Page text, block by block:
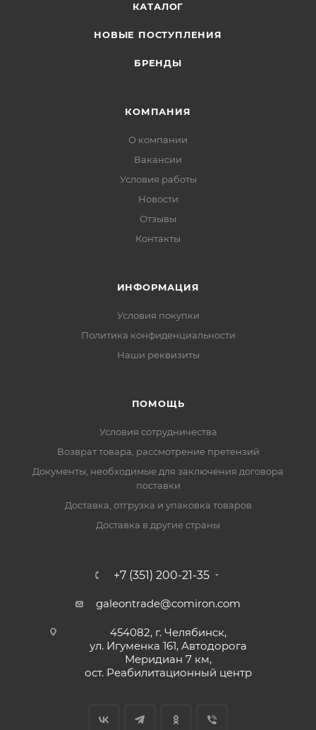
КАТАЛОГ
НОВЫЕ ПОСТУПЛЕНИЯ
БРЕНДЫ
КОМПАНИЯ
О компании
Вакансии
Условия работы
Новости
Отзывы
Контакты
ИНФОРМАЦИЯ
Условия покупки
Политика конфиденциальности
Наши реквизиты
ПОМОЩЬ
Условия сотрудничества
Возврат товара, рассмотрение претензий
Документы, необходимые для заключения договора
поставки
Доставка, отгрузка и упаковка товаров
Доставка в другие страны
+7 (351) 200-21-35
galeontrade@comiron.com
454082, г. Челябинск,
ул. Игуменка 161, Автодорога
Меридиан 7 км,
ост. Реабилитационный центр